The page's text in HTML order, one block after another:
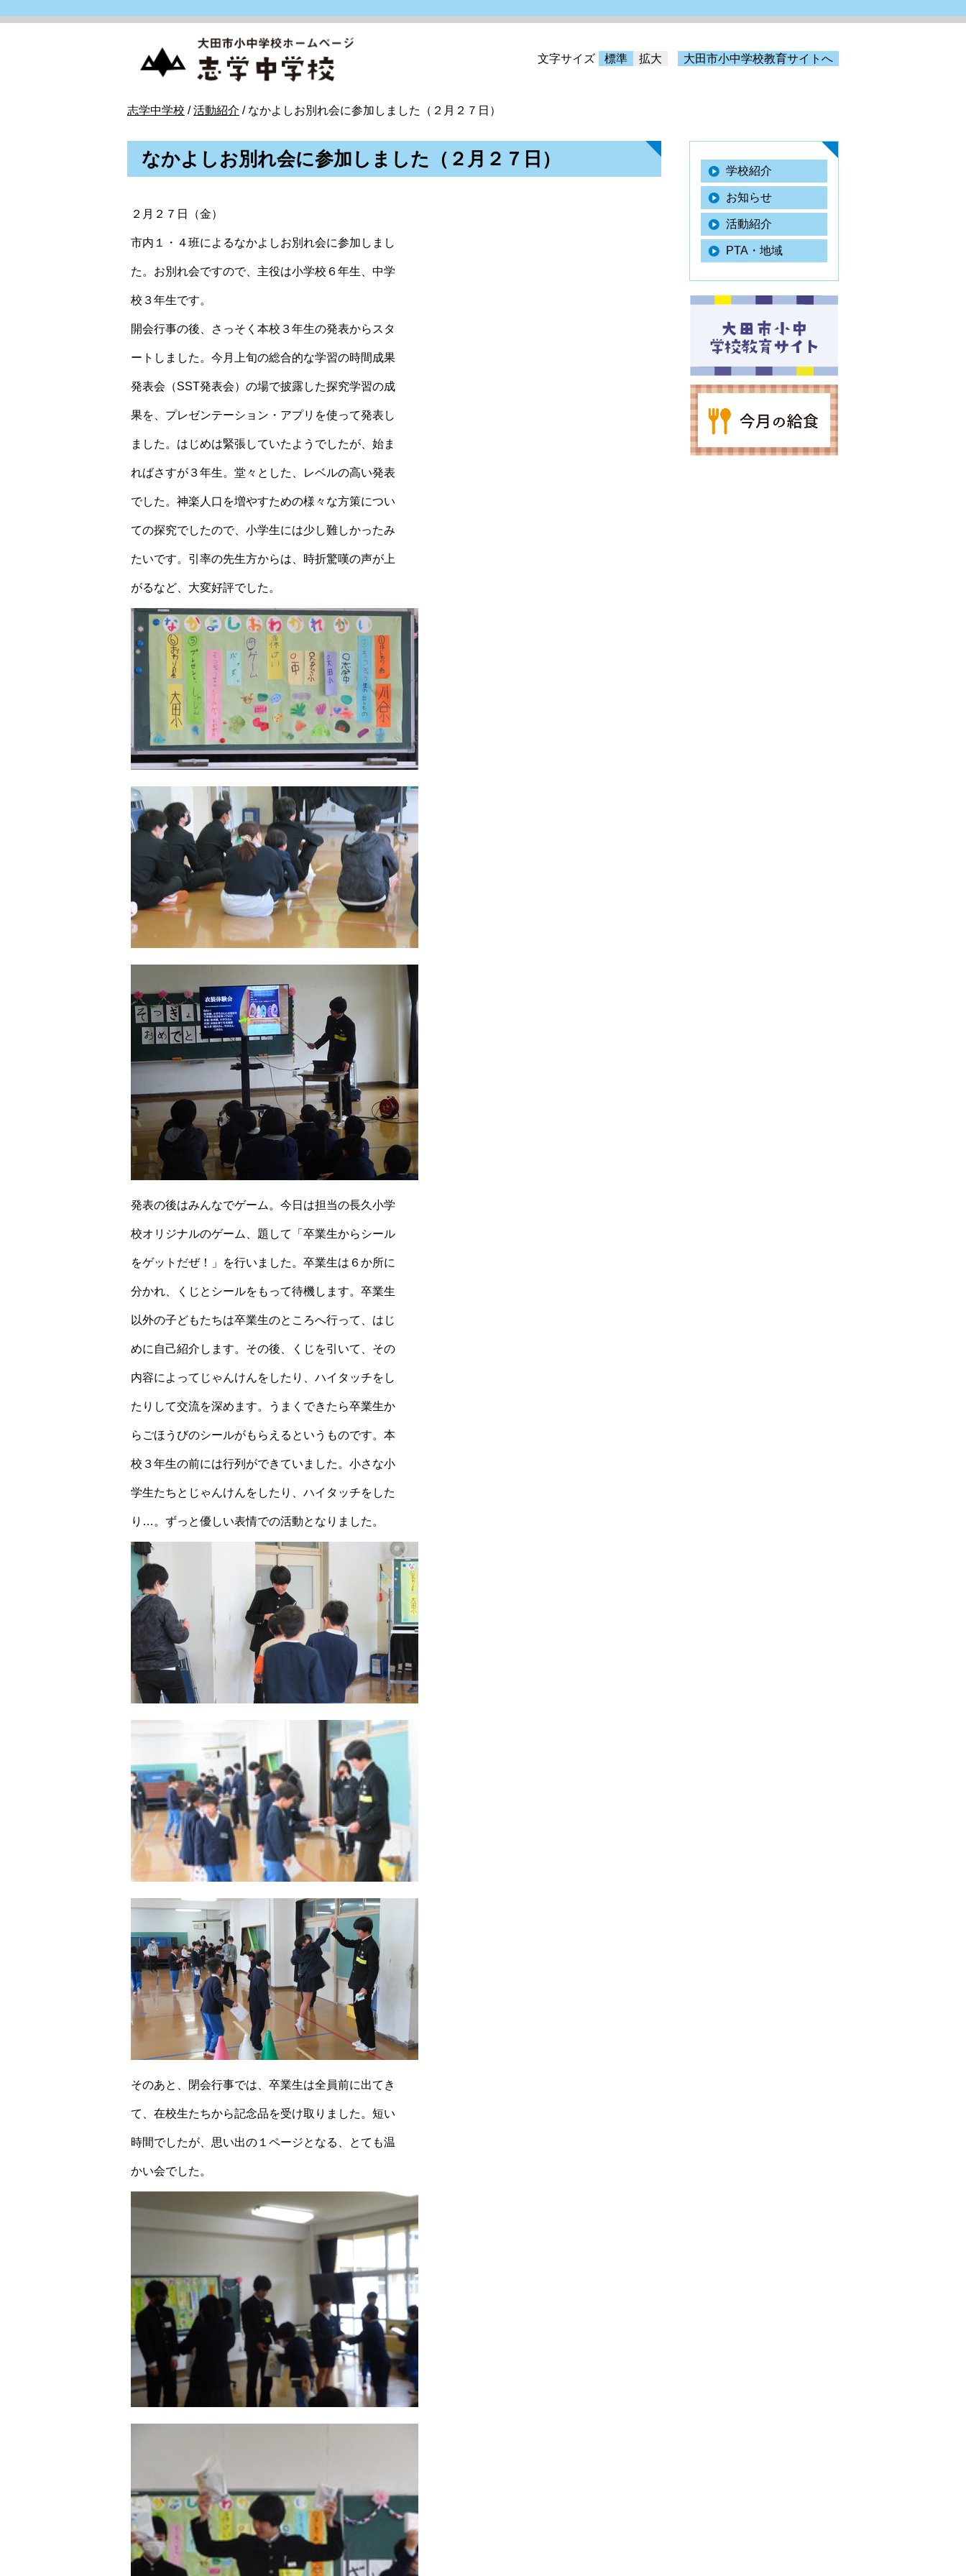
文字サイズ 標準 拡大 大田市小中学校教育サイトへ
現
の
置：
志学中学校 /活動紹介 / なかよしお別れ会に参加しました（２月２７日）
なかよしお別れ会に参加しました（２月２７日）
２月２７日（金）
市内１・４班によるなかよしお別れ会に参加しまし
た。お別れ会ですので、主役は小学校６年生、中学
校３年生です。
開会行事の後、さっそく本校３年生の発表からスタ
ートしました。今月上旬の総合的な学習の時間成果
発表会（SST発表会）の場で披露した探究学習の成
果を、プレゼンテーション・アプリを使って発表し
ました。はじめは緊張していたようでしたが、始ま
ればさすが３年生。堂々とした、レベルの高い発表
でした。神楽人口を増やすための様々な方策につい
ての探究でしたので、小学生には少し難しかったみ
たいです。引率の先生方からは、時折驚嘆の声が上
がるなど、大変好評でした。
発表の後はみんなでゲーム。今日は担当の長久小学
校オリジナルのゲーム、題して「卒業生からシール
をゲットだぜ！」を行いました。卒業生は６か所に
分かれ、くじとシールをもって待機します。卒業生
以外の子どもたちは卒業生のところへ行って、はじ
めに自己紹介します。その後、くじを引いて、その
内容によってじゃんけんをしたり、ハイタッチをし
たりして交流を深めます。うまくできたら卒業生か
らごほうびのシールがもらえるというものです。本
校３年生の前には行列ができていました。小さな小
学生たちとじゃんけんをしたり、ハイタッチをした
り…。ずっと優しい表情での活動となりました。
そのあと、閉会行事では、卒業生は全員前に出てき
て、在校生たちから記念品を受け取りました。短い
時間でしたが、思い出の１ページとなる、とても温
かい会でした。
学校紹介
お知らせ
活動紹介
PTA・地域